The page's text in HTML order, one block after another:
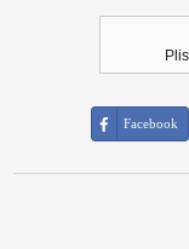
Facebook